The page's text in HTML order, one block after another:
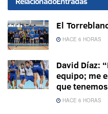
El
HACE 6 HORAS
David Díaz:
equipo; me
que
HACE 6 HORAS